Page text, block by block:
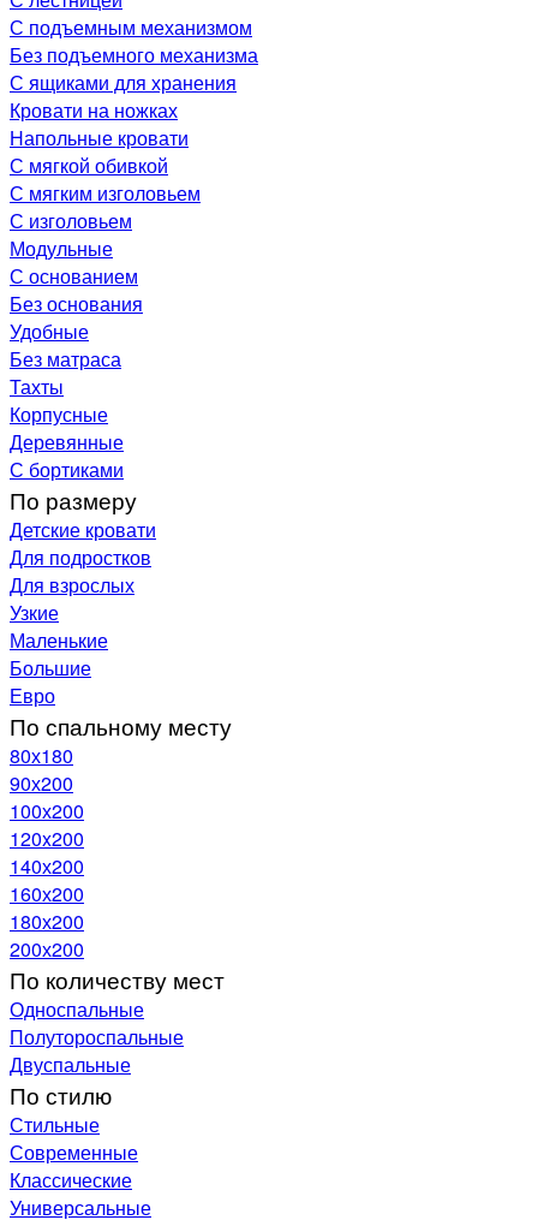
С подъемным механизмом
Без подъемного механизма
С ящиками для хранения
Кровати на ножках
Напольные кровати
С мягкой обивкой
С мягким изголовьем
С изголовьем
Модульные
С основанием
Без основания
Удобные
Без матраса
Тахты
Корпусные
Деревянные
С бортиками
По размеру
Детские кровати
Для подростков
Для взрослых
Узкие
Маленькие
Большие
Евро
По спальному месту
80х180
90х200
100х200
120x200
140х200
160х200
180х200
200х200
По количеству мест
Односпальные
Полутороспальные
Двуспальные
По стилю
Стильные
Современные
Классические
Универсальные